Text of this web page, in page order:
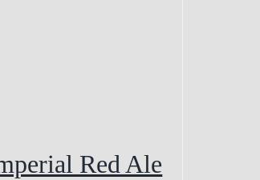
Red Ale